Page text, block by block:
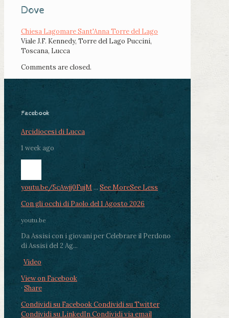
Dove
Chiesa Lagomare Sant'Anna Torre del Lago
Viale J.F. Kennedy, Torre del Lago Puccini,
Toscana, Lucca
Comments are closed.
Facebook
Arcidiocesi di Lucca
1 week ago
youtu.be/5cAwjj0FujM ... See MoreSee Less
Con gli occhi di Paolo del 1 Agosto 2026
youtu.be
Da Assisi con i giovani per Celebrare il Perdono
di Assisi del 2 Ag...
Video
View on Facebook
· Share
Condividi su FacebookCondividi su Twitter
Condividi su LinkedInCondividi via email